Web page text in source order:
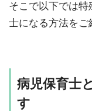
そこで以下では
士になる方法をご
病児保育士
す